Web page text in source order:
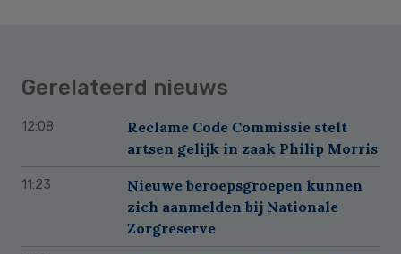
Gerelateerd nieuws
12:08
Reclame Code Commissie stelt
artsen gelijk in zaak Philip Morris
11:23
Nieuwe beroepsgroepen kunnen
zich aanmelden bij Nationale
Zorgreserve